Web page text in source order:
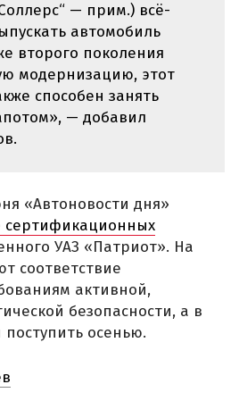
— прим.) всё-
автомобиль
второго поколения
модернизацию, этот
способен занять
— добавил
«Автоновости дня»
сертификационных
УАЗ «Патриот». На
соответствие
активной,
безопасности, а в
осенью.